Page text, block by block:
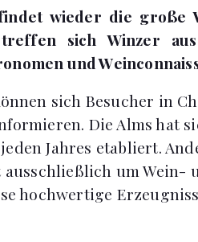
wieder die große
sich Winzer
und
sich Besucher in
Die Alms hat
Jahres etabliert.
um Wein-
hochwertige